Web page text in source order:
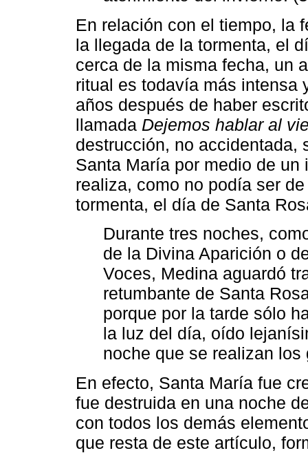
En relación con el tiempo, la
la llegada de la tormenta, el
cerca de la misma fecha, un
ritual es todavía más intensa
años después de haber
llamada Dejemos hablar al
destrucción, no accidentada,
Santa María por medio de
realiza, como no podía ser
tormenta, el día de Santa
Durante tres noches,
de la Divina Aparición o
Voces, Medina aguardó
retumbante de Santa
porque por la tarde sólo
la luz del día, oído
noche que se realizan
En efecto, Santa María fue
fue destruida en una noche
con todos los demás
que resta de este artículo,